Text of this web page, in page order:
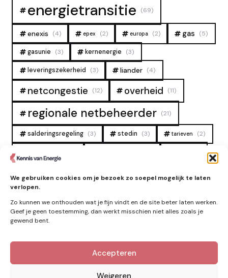
We gebruiken cookies om je bezoek zo soepel mogelijk te laten
verlopen.
Zo kunnen we onthouden wat je fijn vindt en de site beter laten werken.
Geef je geen toestemming, dan werkt misschien niet alles zoals je
gewend bent.
Accepteren
Weigeren
energietransitie (69)
enexis (4) epex (2) europa (2) gas (5)
gasunie (3) kernenergie (3)
leveringszekerheid (3) liander (4)
netcongestie (12) overheid (11)
regionale netbeheerder (21)
salderingsregeling (3) stedin (3) tarieven (2)
tennet
zonne-energie (9)
Kennis van Energie in je mailbox?
Abonner op nieuwe artikelen.